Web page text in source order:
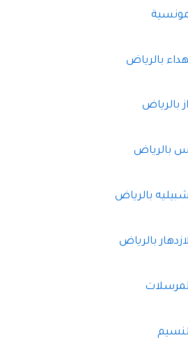
بالرياض
بالرياض
بالرياض
بالرياض
بالرياض